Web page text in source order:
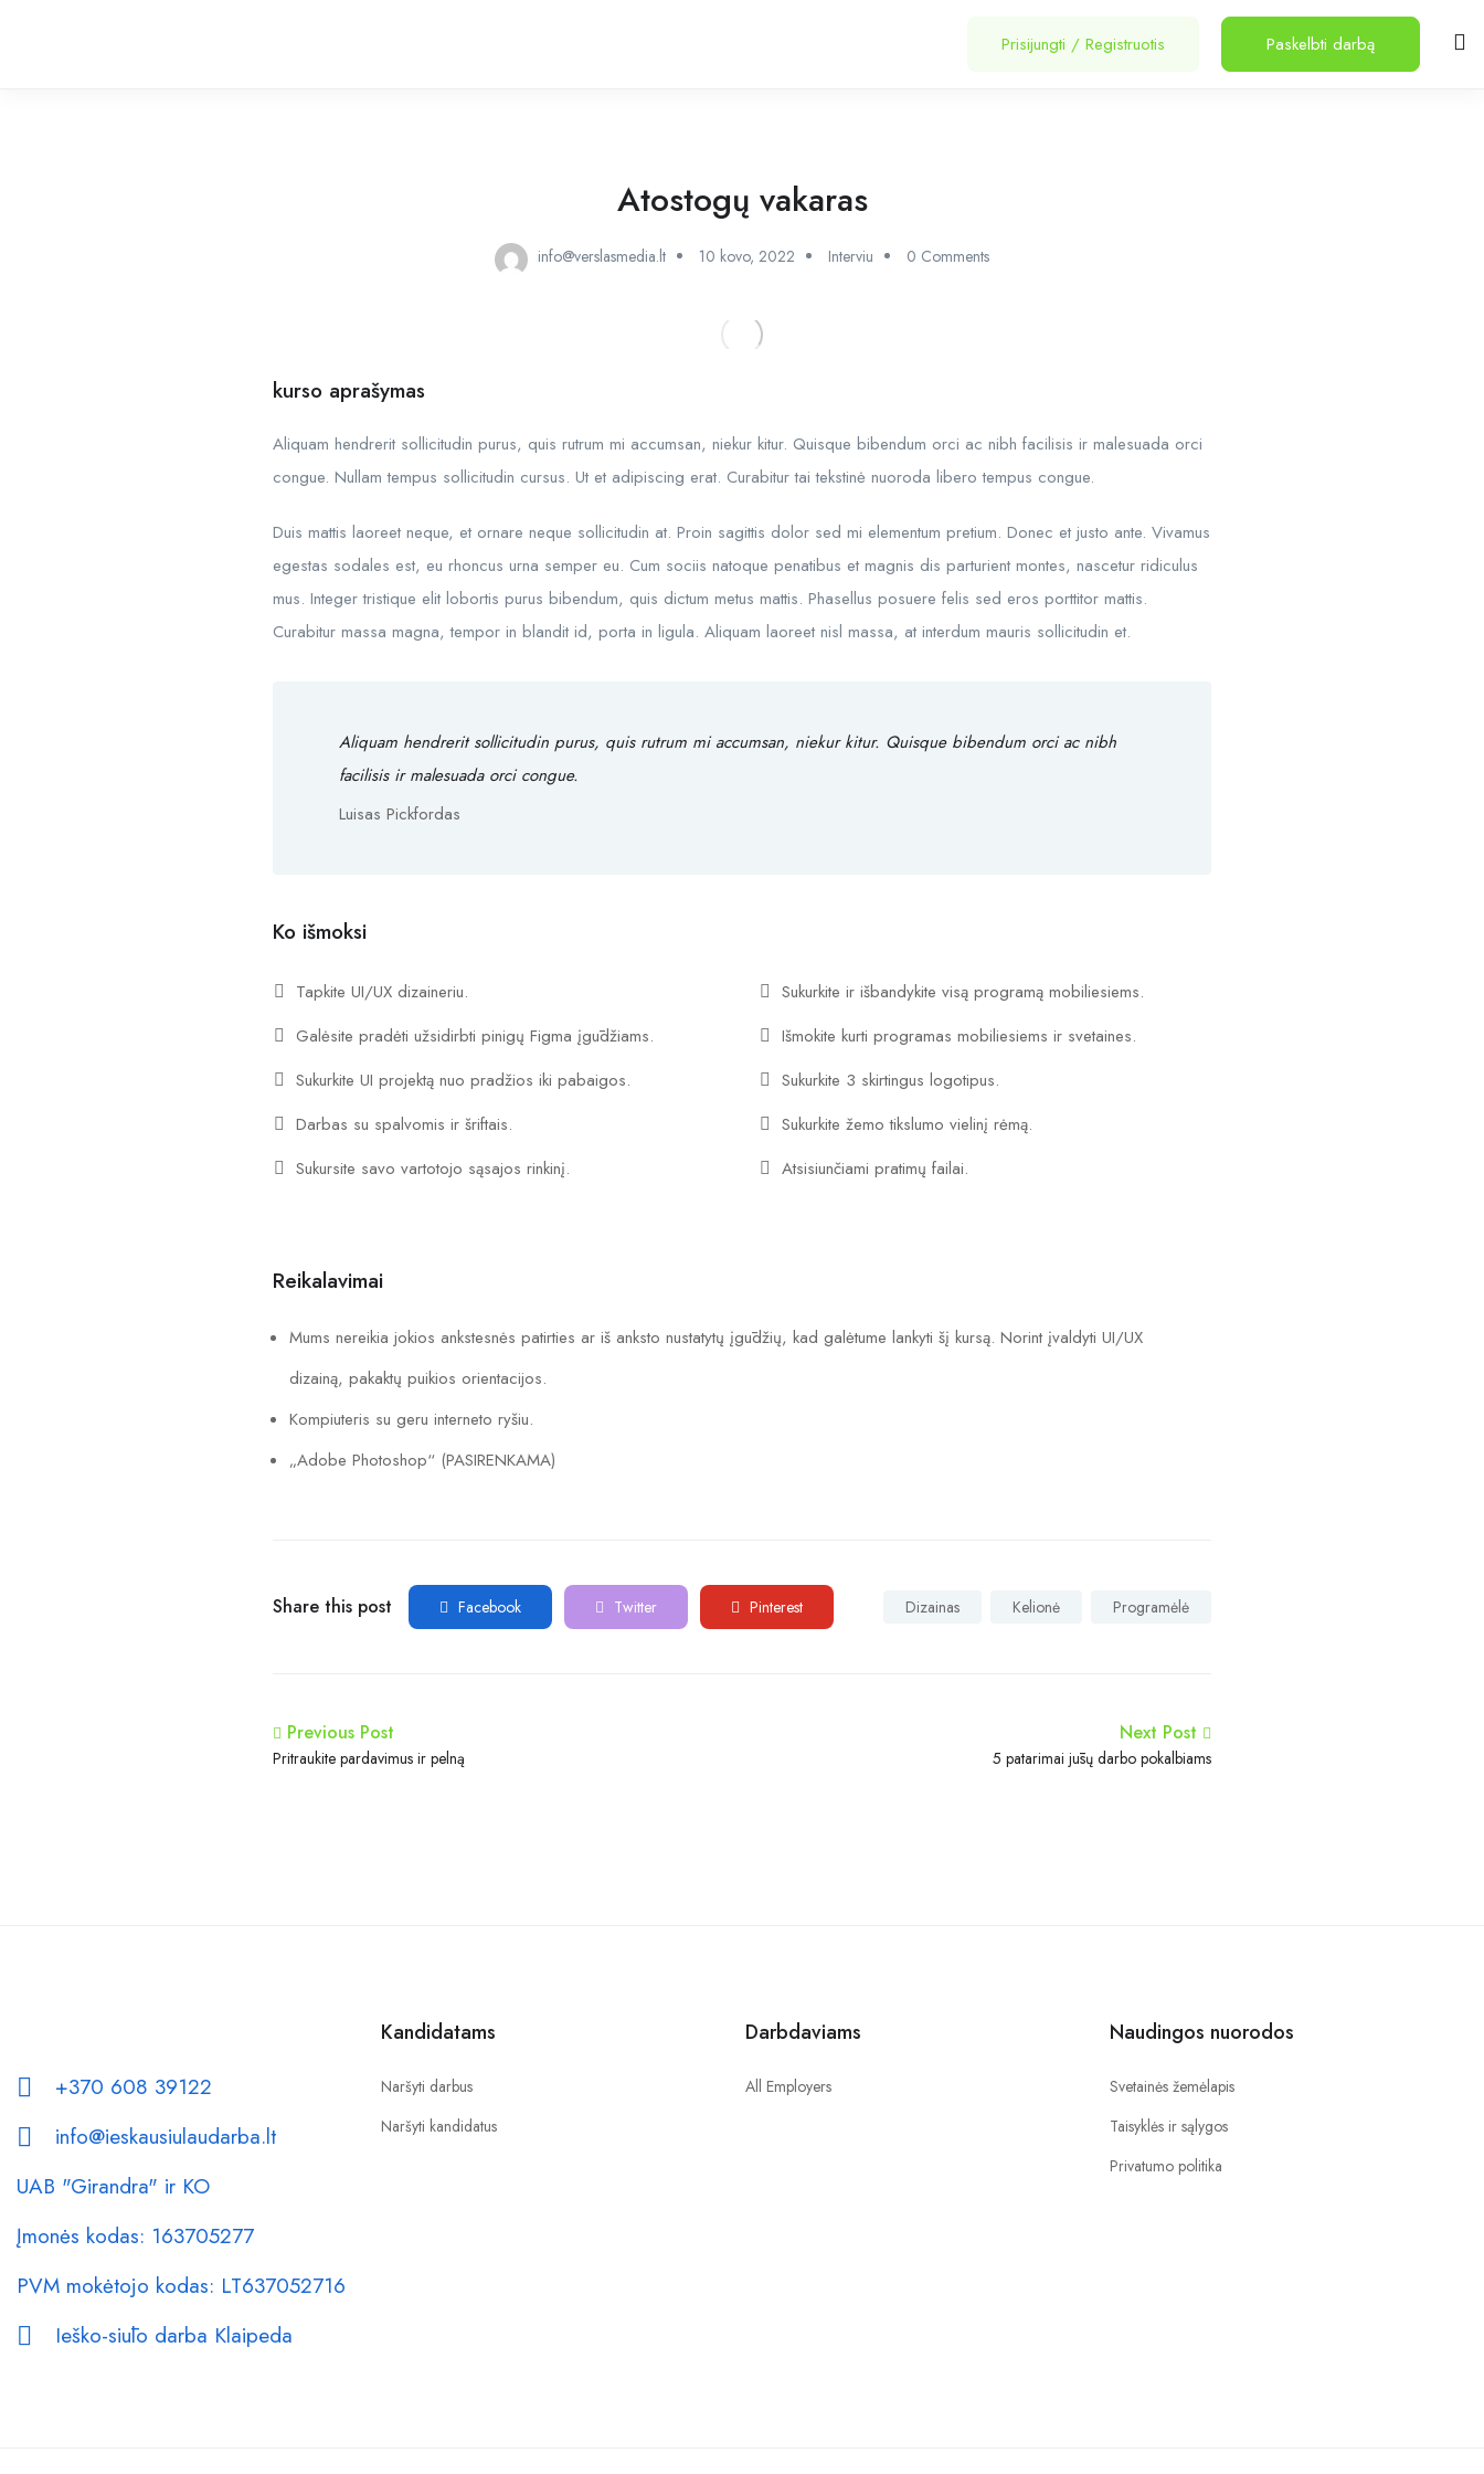
Prisijungti / Registruotis Paskelbti darbą
Atostogų vakaras
info@verslasmedia.lt 10 kovo, 2022 Interviu 0 Comments
kurso aprašymas
Aliquam hendrerit sollicitudin purus, quis rutrum mi accumsan, niekur kitur. Quisque bibendum orci ac nibh facilisis ir malesuada orci
congue. Nullam tempus sollicitudin cursus. Ut et adipiscing erat. Curabitur tai tekstinė nuoroda libero tempus congue.
Duis mattis laoreet neque, et ornare neque sollicitudin at. Proin sagittis dolor sed mi elementum pretium. Donec et justo ante. Vivamus
egestas sodales est, eu rhoncus urna semper eu. Cum sociis natoque penatibus et magnis dis parturient montes, nascetur ridiculus
mus. Integer tristique elit lobortis purus bibendum, quis dictum metus mattis. Phasellus posuere felis sed eros porttitor mattis.
Curabitur massa magna, tempor in blandit id, porta in ligula. Aliquam laoreet nisl massa, at interdum mauris sollicitudin et.
Aliquam hendrerit sollicitudin purus, quis rutrum mi accumsan, niekur kitur. Quisque bibendum orci ac nibh
facilisis ir malesuada orci congue.
Luisas Pickfordas
Ko išmoksi
Tapkite UI/UX dizaineriu.
Galėsite pradėti užsidirbti pinigų Figma įgūdžiams.
Sukurkite UI projektą nuo pradžios iki pabaigos.
Darbas su spalvomis ir šriftais.
Sukursite savo vartotojo sąsajos rinkinį.
Sukurkite ir išbandykite visą programą mobiliesiems.
Išmokite kurti programas mobiliesiems ir svetaines.
Sukurkite 3 skirtingus logotipus.
Sukurkite žemo tikslumo vielinį rėmą.
Atsisiunčiami pratimų failai.
Reikalavimai
Mums nereikia jokios ankstesnės patirties ar iš anksto nustatytų įgūdžių, kad galėtume lankyti šį kursą. Norint įvaldyti UI/UX
dizainą, pakaktų puikios orientacijos.
Kompiuteris su geru interneto ryšiu.
„Adobe Photoshop“ (PASIRENKAMA)
Share this post Facebook Twitter Pinterest Dizainas Kelionė Programėlė
Previous Post
Pritraukite pardavimus ir pelną
Next Post
5 patarimai jūsų darbo pokalbiams
+370 608 39122
info@ieskausiulaudarba.lt
UAB "Girandra" ir KO
Įmonės kodas: 163705277
PVM mokėtojo kodas: LT637052716
Ieško-siūlo darba Klaipeda
Kandidatams
Naršyti darbus
Naršyti kandidatus
Darbdaviams
All Employers
Naudingos nuorodos
Svetainės žemėlapis
Taisyklės ir sąlygos
Privatumo politika